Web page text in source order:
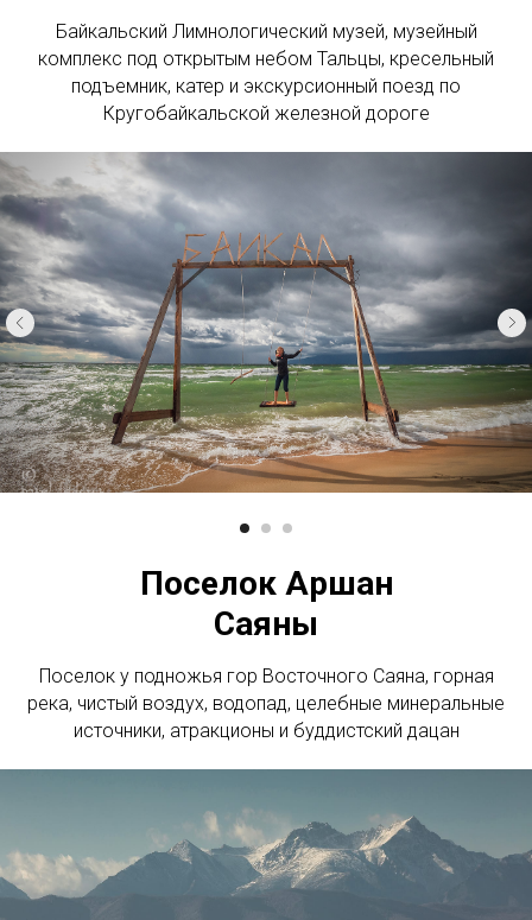
Байкальский Лимнологический музей, музейный
комплекс под открытым небом Тальцы, кресельный
подъемник, катер и экскурсионный поезд по
Кругобайкальской железной дороге
Поселок Аршан
Саяны
Поселок у подножья гор Восточного Саяна, горная
река, чистый воздух, водопад, целебные минеральные
источники, атракционы и буддистский дацан